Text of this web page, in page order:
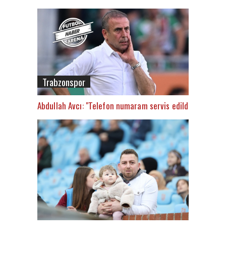
Trabzonspor
Abdullah Avcı: "Telefon numaram servis edildi"